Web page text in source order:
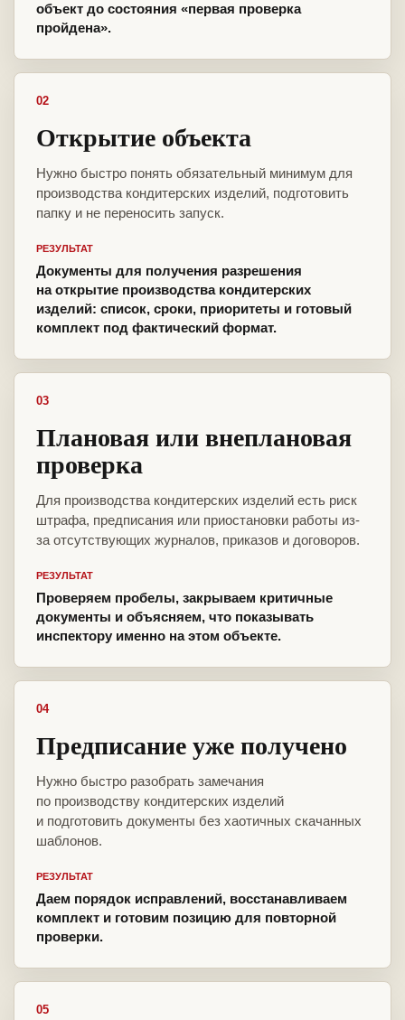
объект до состояния «первая проверка
пройдена».
02
Открытие объекта
Нужно быстро понять обязательный минимум для
производства кондитерских изделий, подготовить
папку и не переносить запуск.
РЕЗУЛЬТАТ
Документы для получения разрешения
на открытие производства кондитерских
изделий: список, сроки, приоритеты и готовый
комплект под фактический формат.
03
Плановая или внеплановая
проверка
Для производства кондитерских изделий есть риск
штрафа, предписания или приостановки работы из-
за отсутствующих журналов, приказов и договоров.
РЕЗУЛЬТАТ
Проверяем пробелы, закрываем критичные
документы и объясняем, что показывать
инспектору именно на этом объекте.
04
Предписание уже получено
Нужно быстро разобрать замечания
по производству кондитерских изделий
и подготовить документы без хаотичных скачанных
шаблонов.
РЕЗУЛЬТАТ
Даем порядок исправлений, восстанавливаем
комплект и готовим позицию для повторной
проверки.
05